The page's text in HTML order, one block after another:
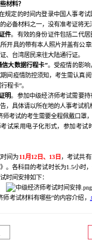
材料？
规定的时间内登录中国人事考
必备材料之一，没有准考证将无
件。有效的身份证件包括二代
开具的带有本人照片并盖有公
、台湾居民来往大陆通行证。
大数据行程卡”。受疫情的影响
间疫情防控须知，考生需认真
程卡”。
明。参加中级经济师考试需要
，具体请以所在地的人事考试机
师考试的考生需要全程佩戴口罩
试采用电子化形式，参加考试
间为11月12日、13日 ，考试共
。各科目的考试时长为1.5小时，
时间安排如下：
考试材料有哪些”的内容介绍，